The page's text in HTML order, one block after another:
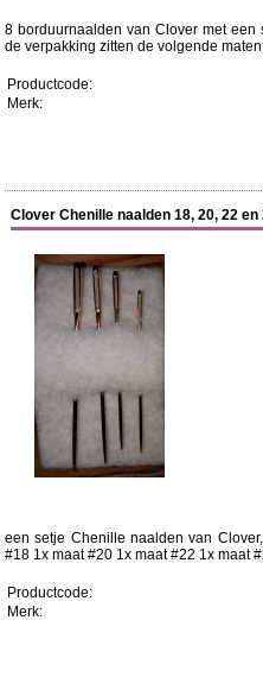
8 borduurnaalden van Clover met
de verpakking zitten de volgende
Productcode:
Merk:
Clover Chenille naalden 18, 20, 22
een setje Chenille naalden van
#18 1x maat #20 1x maat #22 1x maat
Productcode:
Merk: